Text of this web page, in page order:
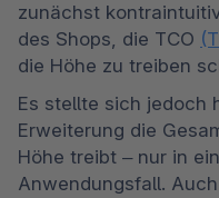
zunächst
des Shops, die TCO
die Höhe zu treiben
Es stellte sich jedoch
Erweiterung die
Höhe treibt – nur in
Anwendungsfall.